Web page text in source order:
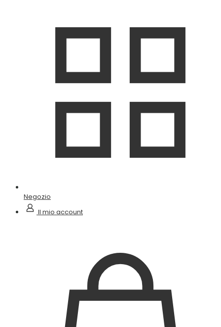
Negozio
Il mio account